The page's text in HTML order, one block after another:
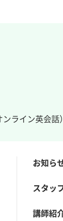
ライン英会話）
お知ら
スタッ
講師紹